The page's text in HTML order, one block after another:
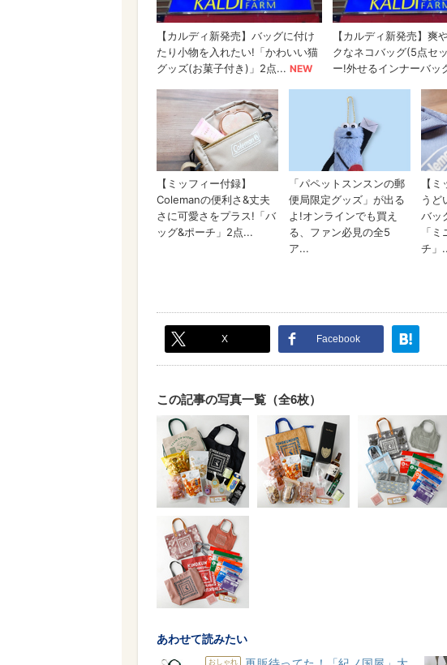
X Facebook
この記事の写真一覧（全6枚）
あわせて読みたい
おしゃれ